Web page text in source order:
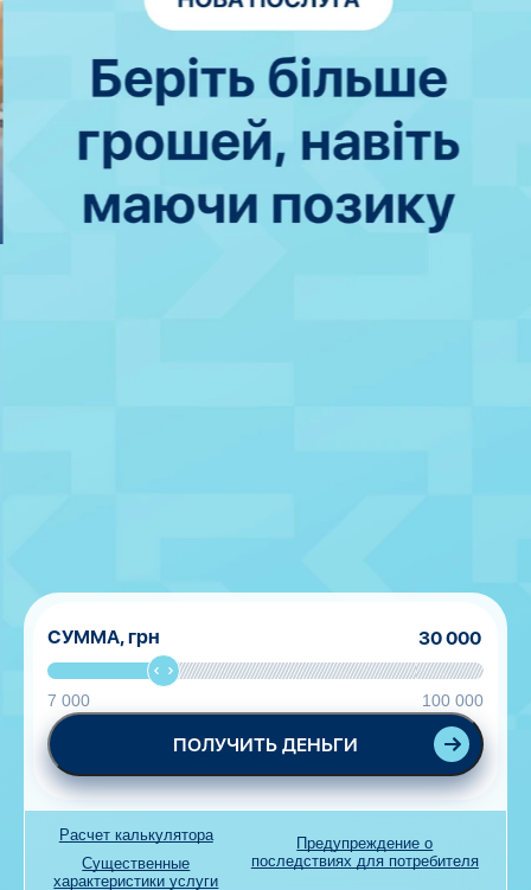
СУММА,грн
7 000 100 000
ПОЛУЧИТЬ ДЕНЬГИ
Расчет калькулятора
Существенные
характеристики услуги
Предупреждение о
последствиях для потребителя